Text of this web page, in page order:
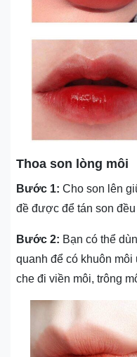
Thoa son lòng môi
Bước 1: Cho son lên
đề được để tán son đều
Bước 2: Bạn có thể
quanh để có khuôn
che đi viền môi, trông